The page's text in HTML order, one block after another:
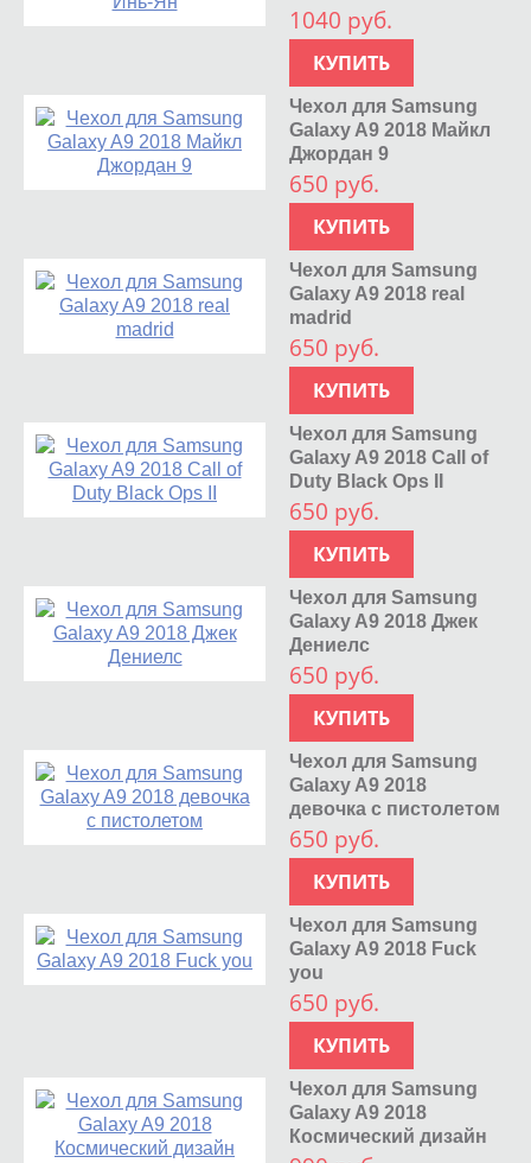
1040 руб.
КУПИТЬ
Чехол для Samsung
Galaxy A9 2018 Майкл
Джордан 9
650 руб.
КУПИТЬ
Чехол для Samsung
Galaxy A9 2018 real
madrid
650 руб.
КУПИТЬ
Чехол для Samsung
Galaxy A9 2018 Call of
Duty Black Ops II
650 руб.
КУПИТЬ
Чехол для Samsung
Galaxy A9 2018 Джек
Дениелс
650 руб.
КУПИТЬ
Чехол для Samsung
Galaxy A9 2018
девочка с пистолетом
650 руб.
КУПИТЬ
Чехол для Samsung
Galaxy A9 2018 Fuck
you
650 руб.
КУПИТЬ
Чехол для Samsung
Galaxy A9 2018
Космический дизайн